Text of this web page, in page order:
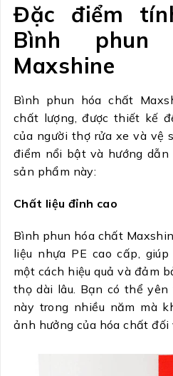
Đặc điểm
Bình
Maxshine
Bình phun hóa chất
chất lượng, được thiết kế
của người thợ rửa xe và vệ
điểm nổi bật và hướng
sản phẩm này:
Chất liệu đỉnh cao
Bình phun hóa chất
liệu nhựa PE cao cấp,
một cách hiệu quả và đảm
thọ dài lâu. Bạn có thể
này trong nhiều năm mà
ảnh hưởng của hóa chất đối